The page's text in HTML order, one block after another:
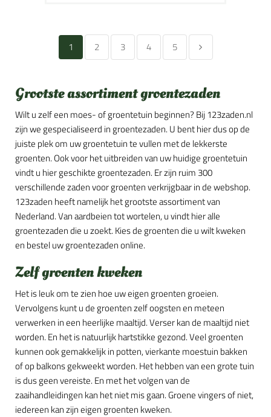
1 2 3 4 5
Grootste assortiment groentezaden
Wilt u zelf een moes- of groentetuin beginnen? Bij 123zaden.nl
zijn we gespecialiseerd in groentezaden. U bent hier dus op de
juiste plek om uw groentetuin te vullen met de lekkerste
groenten. Ook voor het uitbreiden van uw huidige groentetuin
vindt u hier geschikte groentezaden. Er zijn ruim 300
verschillende zaden voor groenten verkrijgbaar in de webshop.
123zaden heeft namelijk het grootste assortiment van
Nederland. Van aardbeien tot wortelen, u vindt hier alle
groentezaden die u zoekt. Kies de groenten die u wilt kweken
en bestel uw groentezaden online.
Zelf groenten kweken
Het is leuk om te zien hoe uw eigen groenten groeien.
Vervolgens kunt u de groenten zelf oogsten en meteen
verwerken in een heerlijke maaltijd. Verser kan de maaltijd niet
worden. En het is natuurlijk hartstikke gezond. Veel groenten
kunnen ook gemakkelijk in potten, vierkante moestuin bakken
of op balkons gekweekt worden. Het hebben van een grote tuin
is dus geen vereiste. En met het volgen van de
zaaihandleidingen kan het niet mis gaan. Groene vingers of niet,
iedereen kan zijn eigen groenten kweken.